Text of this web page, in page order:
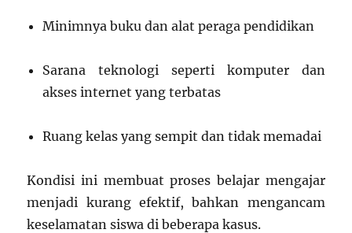
Minimnya buku dan alat peraga pendidikan
Sarana teknologi seperti komputer dan
akses internet yang terbatas
Ruang kelas yang sempit dan tidak memadai
Kondisi ini membuat proses belajar mengajar
menjadi kurang efektif, bahkan mengancam
keselamatan siswa di beberapa kasus.